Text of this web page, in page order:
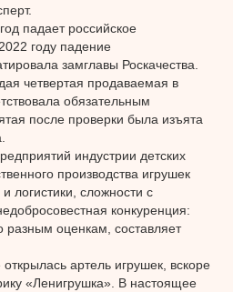
падает российское
году падение
замглавы Роскачества.
четвертая продаваемая в
обязательным
после проверки была изъята
индустрии детских
производства игрушек
логистики, сложности с
конкуренция:
разным оценкам, составляет
артель игрушек, вскоре
«Ленигрушка». В настоящее